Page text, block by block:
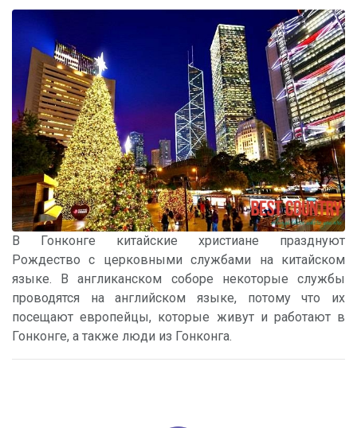
В Гонконге китайские христиане празднуют
Рождество с церковными службами на китайском
языке. В англиканском соборе некоторые службы
проводятся на английском языке, потому что их
посещают европейцы, которые живут и работают в
Гонконге, а также люди из Гонконга.